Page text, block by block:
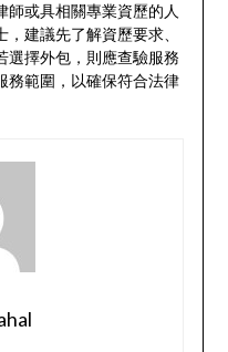
師或具相關專業資歷的人
建議先了解資歷要求、
選擇外包，則應查驗服務
務範圍，以確保符合法律